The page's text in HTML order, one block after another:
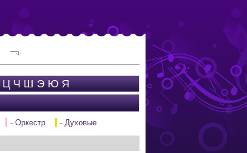
Ц Ч Ш Э Ю Я
- Оркестр - Духовые